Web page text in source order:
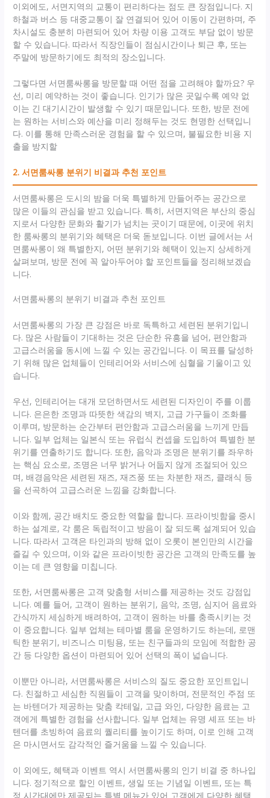
이외에도, 서면지역의 교통이 편리하다는 점도 큰 장점입니다. 지
하철과 버스 등 대중교통이 잘 연결되어 있어 이동이 간편하며, 주
차시설도 충분히 마련되어 있어 차량 이용 고객도 부담 없이 방문
할 수 있습니다. 따라서 직장인들이 점심시간이나 퇴근 후, 또는
주말에 방문하기에도 최적의 장소입니다.
그렇다면 서면룸싸롱을 방문할 때 어떤 점을 고려해야 할까요? 우
선, 미리 예약하는 것이 좋습니다. 인기가 많은 곳일수록 예약 없
이는 긴 대기시간이 발생할 수 있기 때문입니다. 또한, 방문 전에
는 원하는 서비스와 예산을 미리 정해두는 것도 현명한 선택입니
다. 이를 통해 만족스러운 경험을 할 수 있으며, 불필요한 비용 지
출을 방지할
2. 서면룸싸롱 분위기 비결과 추천 포인트
서면룸싸롱은 도시의 밤을 더욱 특별하게 만들어주는 공간으로
많은 이들의 관심을 받고 있습니다. 특히, 서면지역은 부산의 중심
지로서 다양한 문화와 활기가 넘치는 곳이기 때문에, 이곳에 위치
한 룸싸롱의 분위기와 혜택은 더욱 돋보입니다. 이번 글에서는 서
면룸싸롱이 왜 특별한지, 어떤 분위기와 혜택이 있는지 상세하게
살펴보며, 방문 전에 꼭 알아두어야 할 포인트들을 정리해보겠습
니다.
서면룸싸롱의 분위기 비결과 추천 포인트
서면룸싸롱의 가장 큰 강점은 바로 독특하고 세련된 분위기입니
다. 많은 사람들이 기대하는 것은 단순한 유흥을 넘어, 편안함과
고급스러움을 동시에 느낄 수 있는 공간입니다. 이 목표를 달성하
기 위해 많은 업체들이 인테리어와 서비스에 심혈을 기울이고 있
습니다.
우선, 인테리어는 대개 모던하면서도 세련된 디자인이 주를 이룹
니다. 은은한 조명과 따뜻한 색감의 벽지, 고급 가구들이 조화를
이루며, 방문하는 순간부터 편안함과 고급스러움을 느끼게 만듭
니다. 일부 업체는 일본식 또는 유럽식 컨셉을 도입하여 특별한 분
위기를 연출하기도 합니다. 또한, 음악과 조명은 분위기를 좌우하
는 핵심 요소로, 조명은 너무 밝거나 어둡지 않게 조절되어 있으
며, 배경음악은 세련된 재즈, 재즈풍 또는 차분한 재즈, 클래식 등
을 선곡하여 고급스러운 느낌을 강화합니다.
이와 함께, 공간 배치도 중요한 역할을 합니다. 프라이빗함을 중시
하는 설계로, 각 룸은 독립적이고 방음이 잘 되도록 설계되어 있습
니다. 따라서 고객은 타인과의 방해 없이 오롯이 본인만의 시간을
즐길 수 있으며, 이와 같은 프라이빗한 공간은 고객의 만족도를 높
이는 데 큰 영향을 미칩니다.
또한, 서면룸싸롱은 고객 맞춤형 서비스를 제공하는 것도 강점입
니다. 예를 들어, 고객이 원하는 분위기, 음악, 조명, 심지어 음료와
간식까지 세심하게 배려하여, 고객이 원하는 바를 충족시키는 것
이 중요합니다. 일부 업체는 테마별 룸을 운영하기도 하는데, 로맨
틱한 분위기, 비즈니스 미팅용, 또는 친구들과의 모임에 적합한 공
간 등 다양한 옵션이 마련되어 있어 선택의 폭이 넓습니다.
이뿐만 아니라, 서면룸싸롱은 서비스의 질도 중요한 포인트입니
다. 친절하고 세심한 직원들이 고객을 맞이하며, 전문적인 주점 또
는 바텐더가 제공하는 맞춤 칵테일, 고급 와인, 다양한 음료는 고
객에게 특별한 경험을 선사합니다. 일부 업체는 유명 셰프 또는 바
텐더를 초빙하여 음료의 퀄리티를 높이기도 하며, 이로 인해 고객
은 마시면서도 감각적인 즐거움을 느낄 수 있습니다.
이 외에도, 혜택과 이벤트 역시 서면룸싸롱의 인기 비결 중 하나입
니다. 정기적으로 할인 이벤트, 생일 또는 기념일 이벤트, 또는 특
정 시간대에만 제공되는 특별 메뉴가 있어 고객에게 다양한 혜택